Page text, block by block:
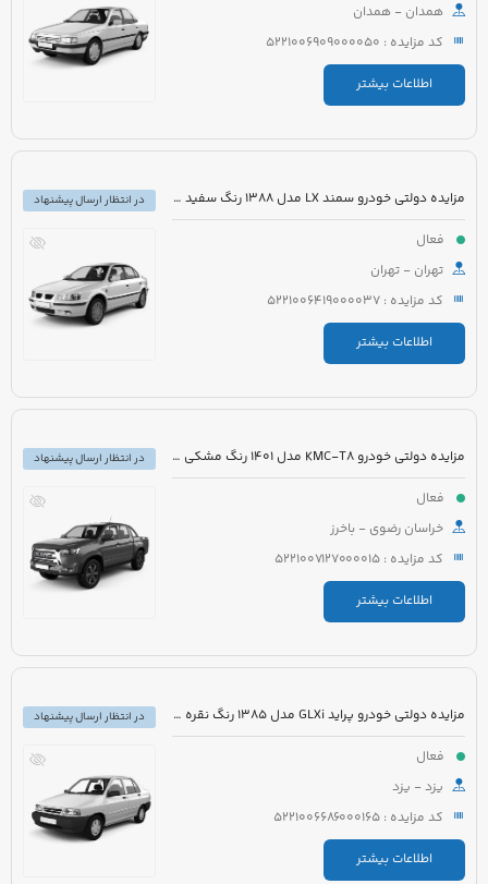
همدان - همدان
کد مزایده : 5221006909000050
اطلاعات بیشتر
مزایده دولتی خودرو سمند LX مدل 1388 رنگ سفید روغنی
فعال
تهران - تهران
کد مزایده : 5221006419000037
اطلاعات بیشتر
در انتظار ارسال پیشنهاد
مزایده دولتی خودرو KMC-T8 مدل 1401 رنگ مشکی میکا متالیک
فعال
خراسان رضوی - باخرز
کد مزایده : 5221007127000015
اطلاعات بیشتر
در انتظار ارسال پیشنهاد
مزایده دولتی خودرو پراید GLXi مدل 1385 رنگ نقره ای
فعال
یزد - یزد
کد مزایده : 5221006686000165
اطلاعات بیشتر
در انتظار ارسال پیشنهاد